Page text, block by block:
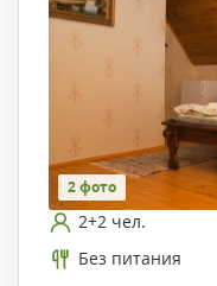
2 фото
2+2 чел.
Без питания